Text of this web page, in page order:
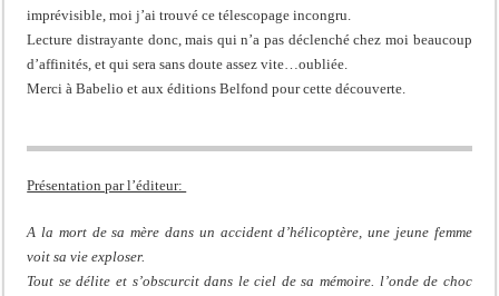
imprévisible, moi j’ai trouvé ce télescopage incongru.
Lecture distrayante donc, mais qui n’a pas déclenché chez moi beaucoup
d’affinités, et qui sera sans doute assez vite…oubliée.
Merci à Babelio et aux éditions Belfond pour cette découverte.
Présentation par l’éditeur:
A la mort de sa mère dans un accident d’hélicoptère, une jeune femme
voit sa vie exploser.
Tout se délite et s’obscurcit dans le ciel de sa mémoire. l’onde de choc